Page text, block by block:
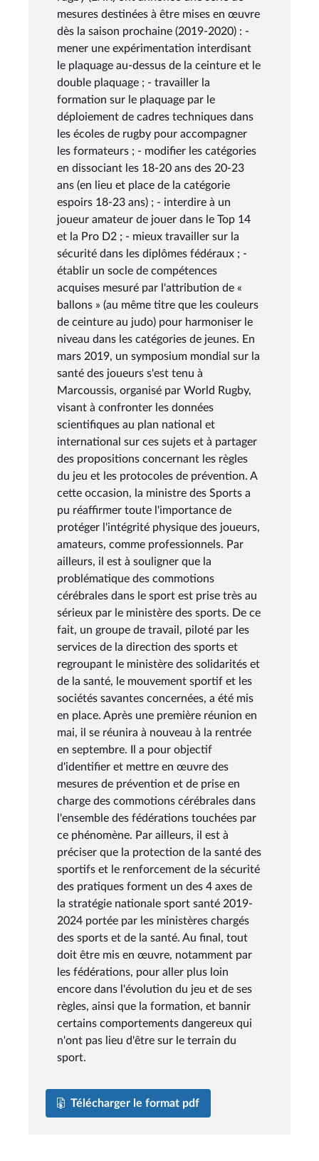
mesures destinées à être mises en œuvre
dès la saison prochaine (2019-2020) : -
mener une expérimentation interdisant
le plaquage au-dessus de la ceinture et le
double plaquage ; - travailler la
formation sur le plaquage par le
déploiement de cadres techniques dans
les écoles de rugby pour accompagner
les formateurs ; - modifier les catégories
en dissociant les 18-20 ans des 20-23
ans (en lieu et place de la catégorie
espoirs 18-23 ans) ; - interdire à un
joueur amateur de jouer dans le Top 14
et la Pro D2 ; - mieux travailler sur la
sécurité dans les diplômes fédéraux ; -
établir un socle de compétences
acquises mesuré par l'attribution de «
ballons » (au même titre que les couleurs
de ceinture au judo) pour harmoniser le
niveau dans les catégories de jeunes. En
mars 2019, un symposium mondial sur la
santé des joueurs s'est tenu à
Marcoussis, organisé par World Rugby,
visant à confronter les données
scientifiques au plan national et
international sur ces sujets et à partager
des propositions concernant les règles
du jeu et les protocoles de prévention. A
cette occasion, la ministre des Sports a
pu réaffirmer toute l'importance de
protéger l'intégrité physique des joueurs,
amateurs, comme professionnels. Par
ailleurs, il est à souligner que la
problématique des commotions
cérébrales dans le sport est prise très au
sérieux par le ministère des sports. De ce
fait, un groupe de travail, piloté par les
services de la direction des sports et
regroupant le ministère des solidarités et
de la santé, le mouvement sportif et les
sociétés savantes concernées, a été mis
en place. Après une première réunion en
mai, il se réunira à nouveau à la rentrée
en septembre. Il a pour objectif
d'identifier et mettre en œuvre des
mesures de prévention et de prise en
charge des commotions cérébrales dans
l'ensemble des fédérations touchées par
ce phénomène. Par ailleurs, il est à
préciser que la protection de la santé des
sportifs et le renforcement de la sécurité
des pratiques forment un des 4 axes de
la stratégie nationale sport santé 2019-
2024 portée par les ministères chargés
des sports et de la santé. Au final, tout
doit être mis en œuvre, notamment par
les fédérations, pour aller plus loin
encore dans l'évolution du jeu et de ses
règles, ainsi que la formation, et bannir
certains comportements dangereux qui
n'ont pas lieu d'être sur le terrain du
sport.
Télécharger le format pdf